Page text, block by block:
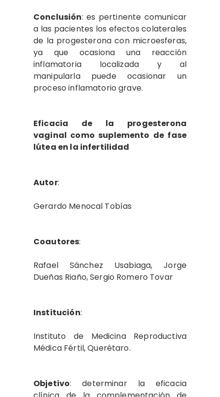
Conclusión: es pertinente comunicar
a las pacientes los efectos colaterales
de la progesterona con microesferas,
ya que ocasiona una reacción
inflamatoria localizada y al
manipularla puede ocasionar un
proceso inflamatorio grave.
Eficacia de la progesterona
vaginal como suplemento de fase
lútea en la infertilidad
Autor:
Gerardo Menocal Tobías
Coautores:
Rafael Sánchez Usabiaga, Jorge
Dueñas Riaño, Sergio Romero Tovar
Institución:
Instituto de Medicina Reproductiva
Médica Fértil, Querétaro.
Objetivo: determinar la eficacia